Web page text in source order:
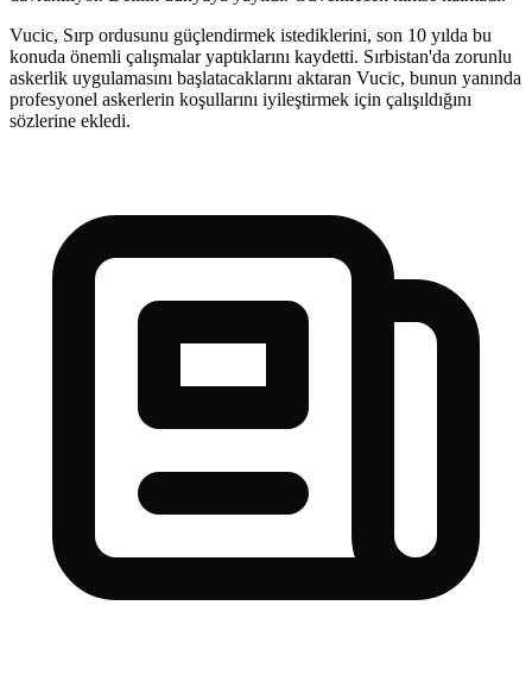
Vucic, Sırp ordusunu güçlendirmek istediklerini, son 10 yılda bu
konuda önemli çalışmalar yaptıklarını kaydetti. Sırbistan'da zorunlu
askerlik uygulamasını başlatacaklarını aktaran Vucic, bunun yanında
profesyonel askerlerin koşullarını iyileştirmek için çalışıldığını
sözlerine ekledi.